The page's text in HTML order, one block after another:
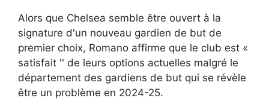
Alors que Chelsea semble être ouvert à la
signature d'un nouveau gardien de but de
premier choix, Romano affirme que le club est «
satisfait '' de leurs options actuelles malgré le
département des gardiens de but qui se révèle
être un problème en 2024-25.